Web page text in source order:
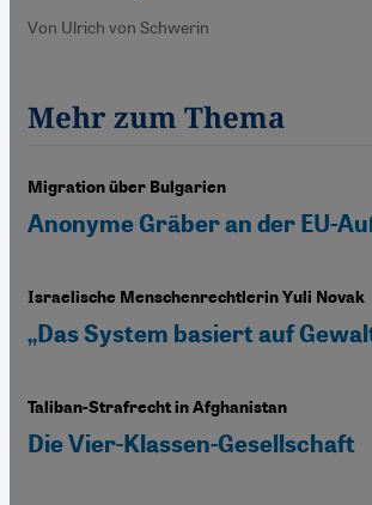
Von Ulrich von Schwerin
Mehr zum Thema
Migration über Bulgarien
Anonyme Gräber an der EU-
Israelische Menschenrechtlerin Yuli Novak
„Das System basiert auf
Taliban-Strafrecht in Afghanistan
Die Vier-Klassen-Gesellschaft